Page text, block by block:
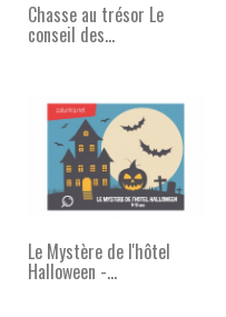
Chasse au trésor Le
conseil des...
Le Mystère de l'hôtel
Halloween -...